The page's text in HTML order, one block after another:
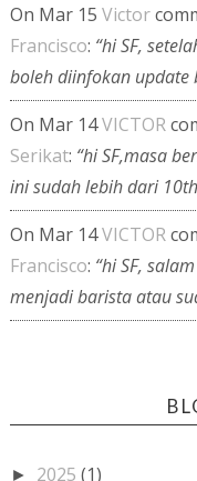
On Mar 15 Victor
Francisco: “hi SF,
boleh diinfokan update
On Mar 14VICTOR
Serikat: “hi SF,masa
ini sudah lebih dari
On Mar 14VICTOR
Francisco: “hi SF,
menjadi barista atau
► 2025 (1)